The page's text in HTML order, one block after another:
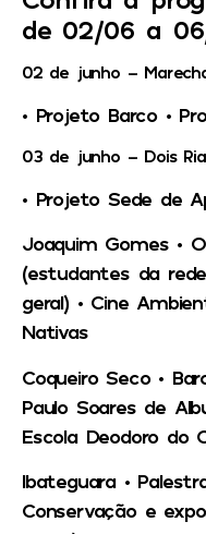
de 02/06 a
02 de junho –
• Projeto Barco •
03 de junho – Dois
• Projeto Sede de
Joaquim Gomes •
(estudantes da
geral) • Cine
Nativas
Coqueiro Seco •
Paulo Soares de
Escola Deodoro do
Ibateguara •
Conservação e